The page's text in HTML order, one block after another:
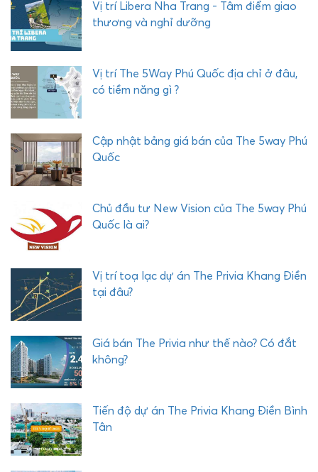
Vị trí Libera Nha Trang - Tâm điểm giao
thương và nghỉ dưỡng
Vị trí The 5Way Phú Quốc địa chỉ ở đâu,
có tiềm năng gì ?
Cập nhật bảng giá bán của The 5way Phú
Quốc
Chủ đầu tư New Vision của The 5way Phú
Quốc là ai?
Vị trí toạ lạc dự án The Privia Khang Điền
tại đâu?
Giá bán The Privia như thế nào? Có đắt
không?
Tiến độ dự án The Privia Khang Điền Bình
Tân